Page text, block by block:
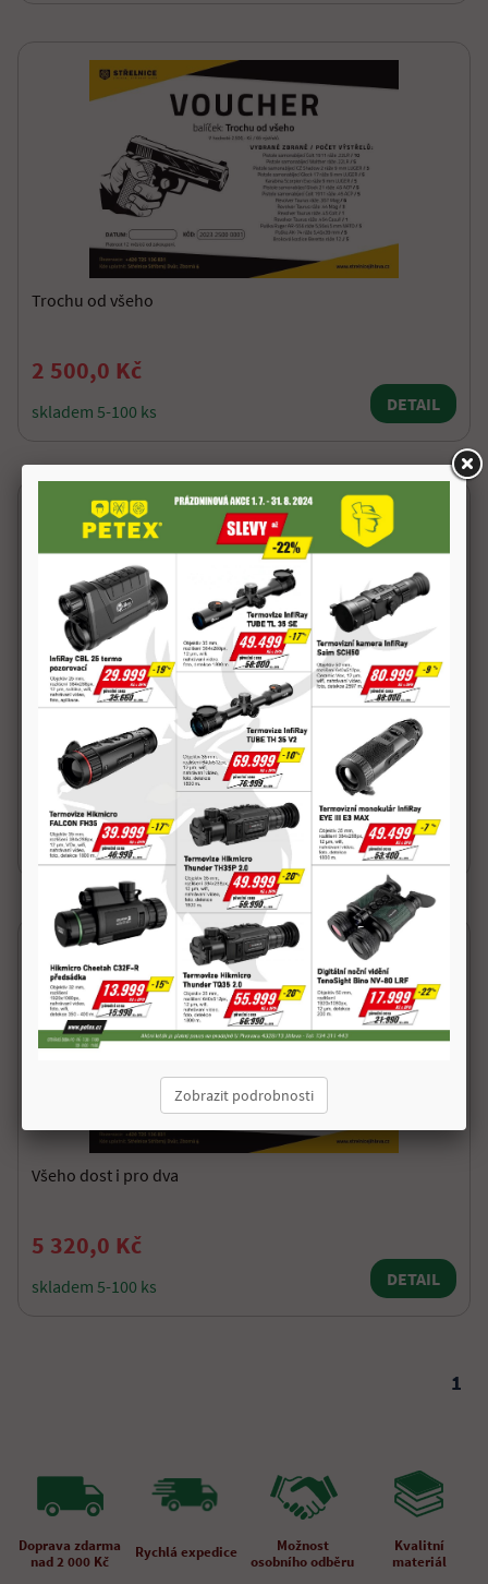
Trochu od všeho
2 500,0 Kč
skladem 5-100 ks DETAIL
Pro silné ruce
3 600,0 Kč
skladem 5-100 ks DETAIL
Všeho dost i pro dva
5 320,0 Kč
skladem 5-100 ks DETAIL
1
Doprava zdarma
nad 2 000 Kč
Rychlá expedice
Možnost
osobního odběru
Kvalitní
materiál
Zobrazit podrobnosti